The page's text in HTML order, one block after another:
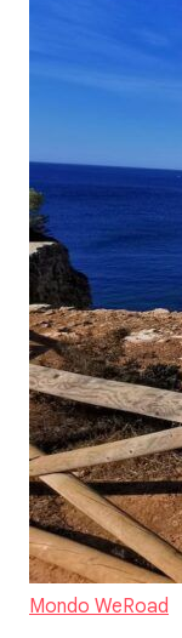
Mondo WeRoad